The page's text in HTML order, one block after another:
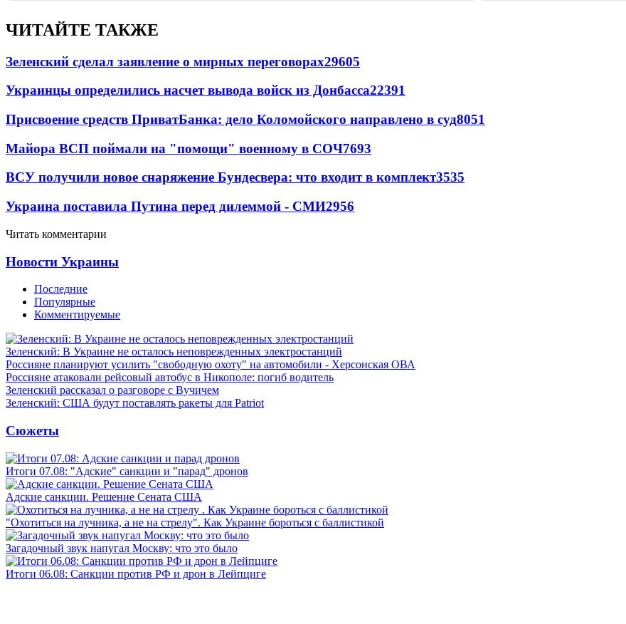
ЧИТАЙТЕ ТАКЖЕ
Зеленский сделал заявление о мирных переговорах29605
Украинцы определились насчет вывода войск из Донбасса22391
Присвоение средств ПриватБанка: дело Коломойского направлено в суд8051
Майора ВСП поймали на "помощи" военному в СОЧ7693
ВСУ получили новое снаряжение Бундесвера: что входит в комплект3535
Украина поставила Путина перед дилеммой - СМИ2956
Читать комментарии
Новости Украины
Последние
Популярные
Комментируемые
Зеленский: В Украине не осталось неповрежденных электростанций
Россияне планируют усилить "свободную охоту" на автомобили - Херсонская ОВА
Россияне атаковали рейсовый автобус в Никополе: погиб водитель
Зеленский рассказал о разговоре с Вучичем
Зеленский: США будут поставлять ракеты для Patriot
Сюжеты
Итоги 07.08: "Адские" санкции и "парад" дронов
Адские санкции. Решение Сената США
"Охотиться на лучника, а не на стрелу". Как Украине бороться с баллистикой
Загадочный звук напугал Москву: что это было
Итоги 06.08: Санкции против РФ и дрон в Лейпциге